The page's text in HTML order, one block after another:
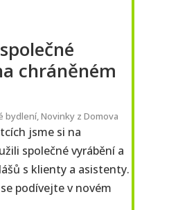
chráněném
bydlení,Novinky z Domova
jsme si na
společné vyrábění a
s klienty a asistenty.
podívejte v novém